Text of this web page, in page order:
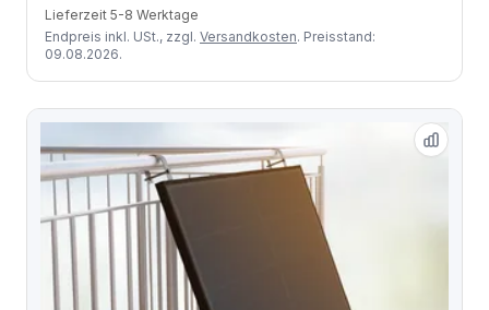
Lieferzeit 5-8 Werktage
Endpreis inkl. USt., zzgl. Versandkosten. Preisstand:
09.08.2026.